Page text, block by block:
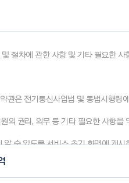
절차에 관한 사항 및 기타 필요한
관은 전기통신사업법 및 동법시행
의 권리, 의무 등 기타 필요한 사항을
알 수 있도록 서비스 초기 화면에 게
정보통신망이용촉진및정보보호등
생합니다.